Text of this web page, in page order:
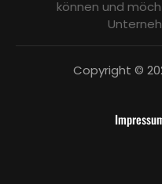
können und
Copyright ©